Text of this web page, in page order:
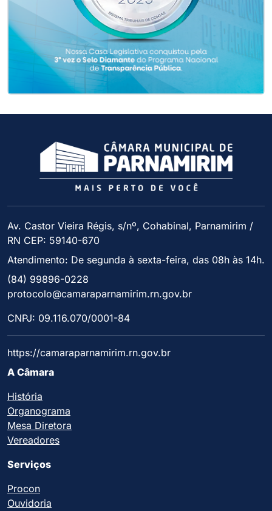
Av. Castor Vieira Régis, s/nº, Cohabinal, Parnamirim /
RN CEP: 59140-670
Atendimento: De segunda à sexta-feira, das 08h às 14h.
(84) 99896-0228
protocolo@camaraparnamirim.rn.gov.br
CNPJ: 09.116.070/0001-84
https://camaraparnamirim.rn.gov.br
A Câmara
História
Organograma
Mesa Diretora
Vereadores
Serviços
Procon
Ouvidoria